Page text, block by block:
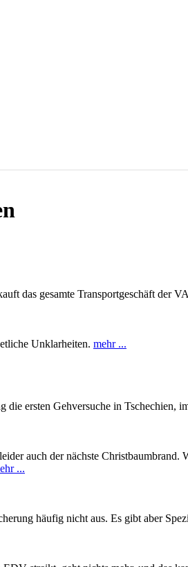
das gesamte Transportgeschäft der
Unklarheiten. mehr ...
die ersten Gehversuche in Tschechien,
auch der nächste
...
häufig nicht aus. Es gibt aber